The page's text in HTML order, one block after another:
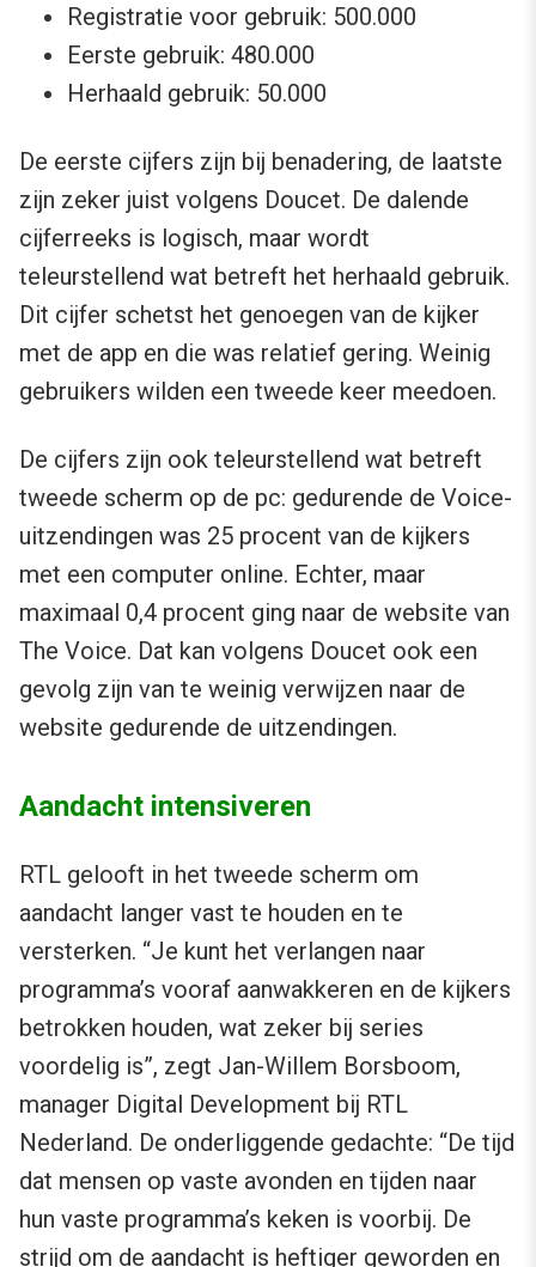
Registratie voor gebruik: 500.000
Eerste gebruik: 480.000
Herhaald gebruik: 50.000
De eerste cijfers zijn bij benadering, de laatste
zijn zeker juist volgens Doucet. De dalende
cijferreeks is logisch, maar wordt
teleurstellend wat betreft het herhaald gebruik.
Dit cijfer schetst het genoegen van de kijker
met de app en die was relatief gering. Weinig
gebruikers wilden een tweede keer meedoen.
De cijfers zijn ook teleurstellend wat betreft
tweede scherm op de pc: gedurende de Voice-
uitzendingen was 25 procent van de kijkers
met een computer online. Echter, maar
maximaal 0,4 procent ging naar de website van
The Voice. Dat kan volgens Doucet ook een
gevolg zijn van te weinig verwijzen naar de
website gedurende de uitzendingen.
Aandacht intensiveren
RTL gelooft in het tweede scherm om
aandacht langer vast te houden en te
versterken. “Je kunt het verlangen naar
programma’s vooraf aanwakkeren en de kijkers
betrokken houden, wat zeker bij series
voordelig is”, zegt Jan-Willem Borsboom,
manager Digital Development bij RTL
Nederland. De onderliggende gedachte: “De tijd
dat mensen op vaste avonden en tijden naar
hun vaste programma’s keken is voorbij. De
strijd om de aandacht is heftiger geworden en